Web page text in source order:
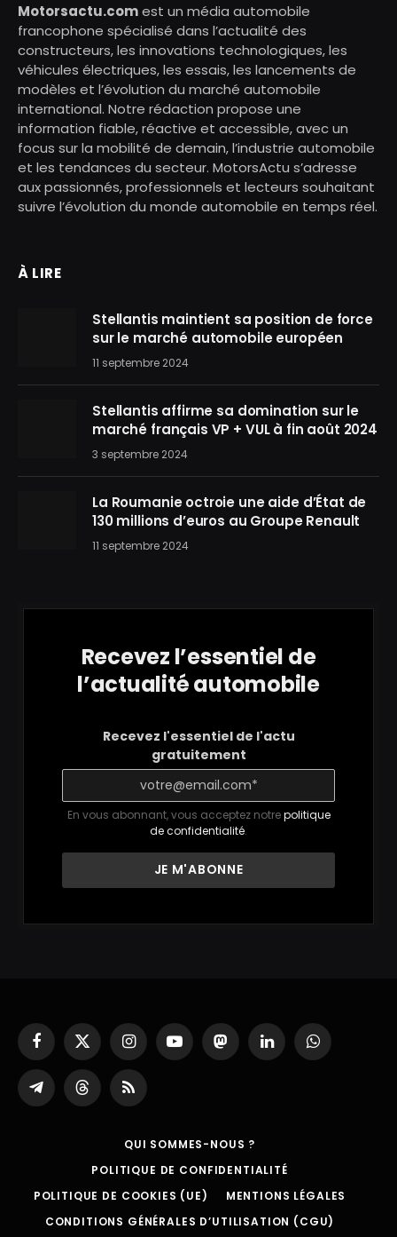
Motorsactu.comest un média automobile
francophone spécialisé dans l’actualité des
constructeurs, les innovations technologiques, les
véhicules électriques, les essais, les lancements de
modèles et l’évolution du marché automobile
international. Notre rédaction propose une
information fiable, réactive et accessible, avec un
focus sur la mobilité de demain, l’industrie automobile
et les tendances du secteur. MotorsActu s’adresse
aux passionnés, professionnels et lecteurs souhaitant
suivre l’évolution du monde automobile en temps réel.
À LIRE
Stellantis maintient sa position de force
sur le marché automobile européen
11 septembre 2024
Stellantis affirme sa domination sur le
marché français VP + VUL à fin août 2024
3 septembre 2024
La Roumanie octroie une aide d’État de
130 millions d’euros au Groupe Renault
11 septembre 2024
Recevez l’essentiel de
l’actualité automobile
Recevez l'essentiel de l'actu
gratuitement
En vous abonnant, vous acceptez notrepolitique
de confidentialité.
Facebook
X
(Twitter)
InstagramYouTubeMastodonLinkedInWhatsApp
Partager
sur
ThreadsRSS
QUI SOMMES-NOUS ?
POLITIQUE DE CONFIDENTIALITÉ
POLITIQUE DE COOKIES (UE)
MENTIONS LÉGALES
CONDITIONS GÉNÉRALES D’UTILISATION (CGU)